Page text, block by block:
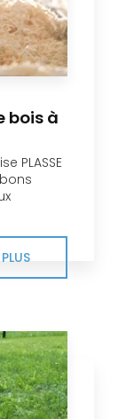
bois à
PLASSE